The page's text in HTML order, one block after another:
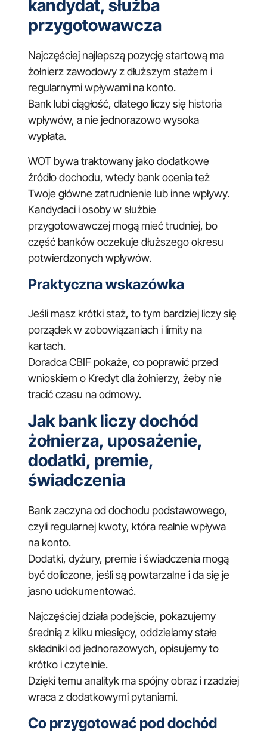
kandydat, służba
przygotowawcza
Najczęściej najlepszą pozycję startową ma
żołnierz zawodowy z dłuższym stażem i
regularnymi wpływami na konto.
Bank lubi ciągłość, dlatego liczy się historia
wpływów, a nie jednorazowo wysoka
wypłata.
WOT bywa traktowany jako dodatkowe
źródło dochodu, wtedy bank ocenia też
Twoje główne zatrudnienie lub inne wpływy.
Kandydaci i osoby w służbie
przygotowawczej mogą mieć trudniej, bo
część banków oczekuje dłuższego okresu
potwierdzonych wpływów.
Praktyczna wskazówka
Jeśli masz krótki staż, to tym bardziej liczy się
porządek w zobowiązaniach i limity na
kartach.
Doradca CBIF pokaże, co poprawić przed
wnioskiem o Kredyt dla żołnierzy, żeby nie
tracić czasu na odmowy.
Jak bank liczy dochód
żołnierza, uposażenie,
dodatki, premie,
świadczenia
Bank zaczyna od dochodu podstawowego,
czyli regularnej kwoty, która realnie wpływa
na konto.
Dodatki, dyżury, premie i świadczenia mogą
być doliczone, jeśli są powtarzalne i da się je
jasno udokumentować.
Najczęściej działa podejście, pokazujemy
średnią z kilku miesięcy, oddzielamy stałe
składniki od jednorazowych, opisujemy to
krótko i czytelnie.
Dzięki temu analityk ma spójny obraz i rzadziej
wraca z dodatkowymi pytaniami.
Co przygotować pod dochód